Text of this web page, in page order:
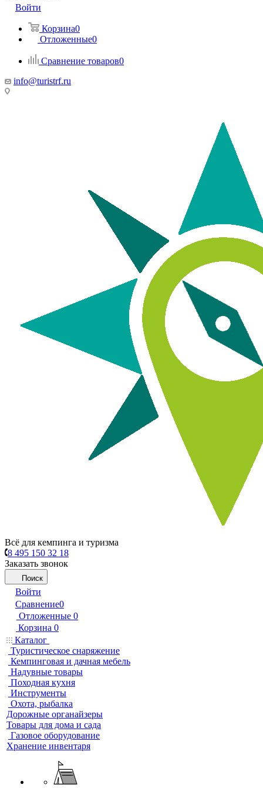
Войти
Корзина0
Отложенные0
Сравнение товаров0
info@turistrf.ru
Всё для кемпинга и туризма
8 495 150 32 18
Заказать звонок
Поиск
Войти
Сравнение0
Отложенные 0
Корзина 0
Каталог
Туристическое снаряжение
Кемпинговая и дачная мебель
Надувные товары
Походная кухня
Инструменты
Охота, рыбалка
Дорожные органайзеры
Товары для дома и сада
Газовое оборудование
Хранение инвентаря